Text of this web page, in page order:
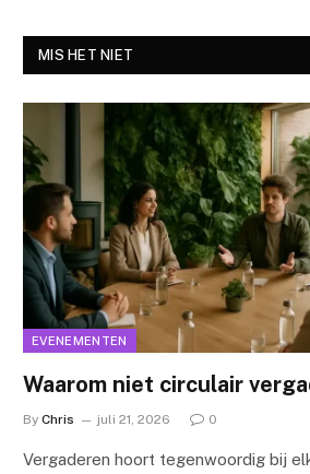
MIS HET NIET
EVENEMENTEN
Waarom niet circulair
By Chris juli 21, 2026 0
Vergaderen hoort tegenwoordig bij